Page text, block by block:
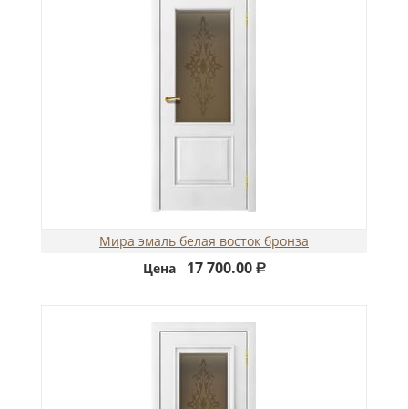
Мира эмаль белая восток бронза
Цена
17 700.00 Р